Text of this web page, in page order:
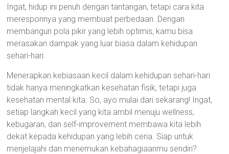
Ingat, hidup ini penuh dengan tantangan, tetapi cara kita
meresponnya yang membuat perbedaan. Dengan
membangun pola pikir yang lebih optimis, kamu bisa
merasakan dampak yang luar biasa dalam kehidupan
sehari-hari.
Menerapkan kebiasaan kecil dalam kehidupan sehari-hari
tidak hanya meningkatkan kesehatan fisik, tetapi juga
kesehatan mental kita. So, ayo mulai dari sekarang! Ingat,
setiap langkah kecil yang kita ambil menuju wellness,
kebugaran, dan self-improvement membawa kita lebih
dekat kepada kehidupan yang lebih ceria. Siap untuk
menjelajahi dan menemukan kebahagiaanmu sendiri?